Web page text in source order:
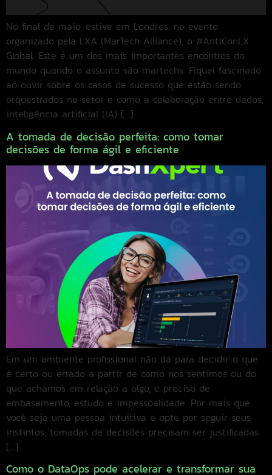
No final de maio, estive em Londres, no evento
organizado pela LXA (MarTech Alliance), o #AntiConLX
Global. Este é um dos mais importantes encontros do
mundo quando o assunto são martechs. Fiquei fascinado
ao ouvir sobre os casos de sucesso que estão sendo
orquestrados no setor e como a colaboração entre dados,
inteligência artificial (IA) […]
A tomada de decisão perfeita: como tomar
decisões de forma ágil e eficiente
Em um ambiente profissional não dá para decidir o que
é certo ou errado a partir de como nos sentimos ou do
que achamos em relação a algo, é preciso de
embasamento, estudo e impessoalidade. Por mais que
você seja uma pessoa intuitiva e opte por seguir seus
instintos, tomadas de decisões precisam ser justificadas
[…]
Como o DataOps pode acelerar e transformar sua